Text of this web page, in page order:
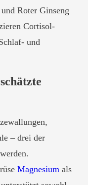
Roter Ginseng
Cortisol-
und
– drei der
Magnesium als